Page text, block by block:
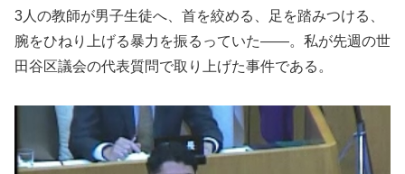
3人の教師が男子生徒へ、首を絞める、足を踏みつける、
腕をひねり上げる暴力を振るっていた――。私が先週の世
田谷区議会の代表質問で取り上げた事件である。